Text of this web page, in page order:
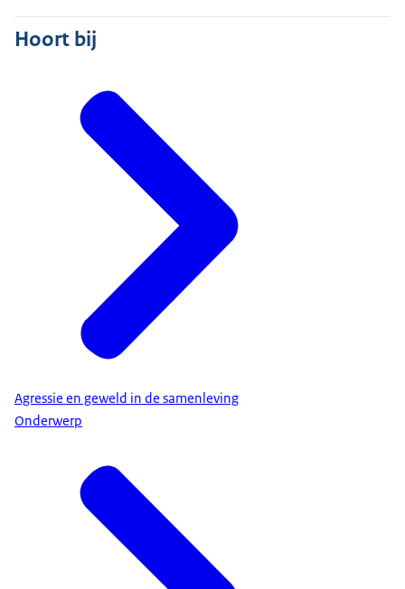
Hoort bij
Agressie en geweld in de samenleving
Onderwerp